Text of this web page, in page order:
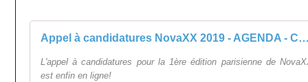
Appel à candidatures NovaXX 2019 -
L'appel à candidatures pour la 1ère édition parisienne de
est enfin en ligne!